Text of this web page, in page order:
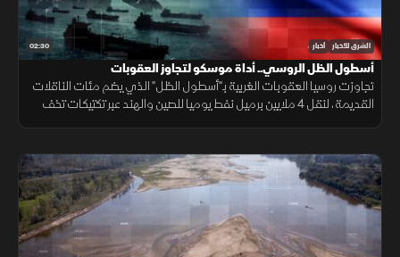
02:30 الشرق للأخبار أخبار
أسطول الظل الروسي.. أداة موسكو لتجاوز العقوبات
تجاوزت روسيا العقوبات الغربية بـ"أسطول الظل" الذي يضم مئات الناقلات
القديمة، لنقل 4 ملايين برميل نفط يوميا للصين والهند عبر تكتيكات تخف